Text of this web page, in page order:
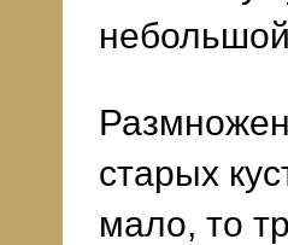
старых
мало, то